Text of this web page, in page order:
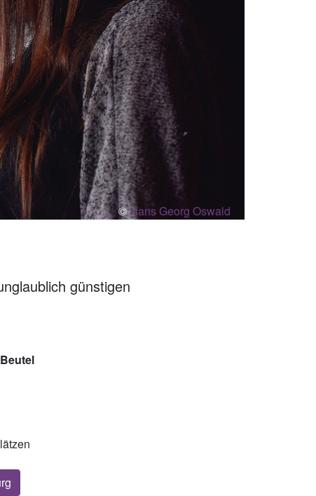
©Hans Georg Oswald
günstigen